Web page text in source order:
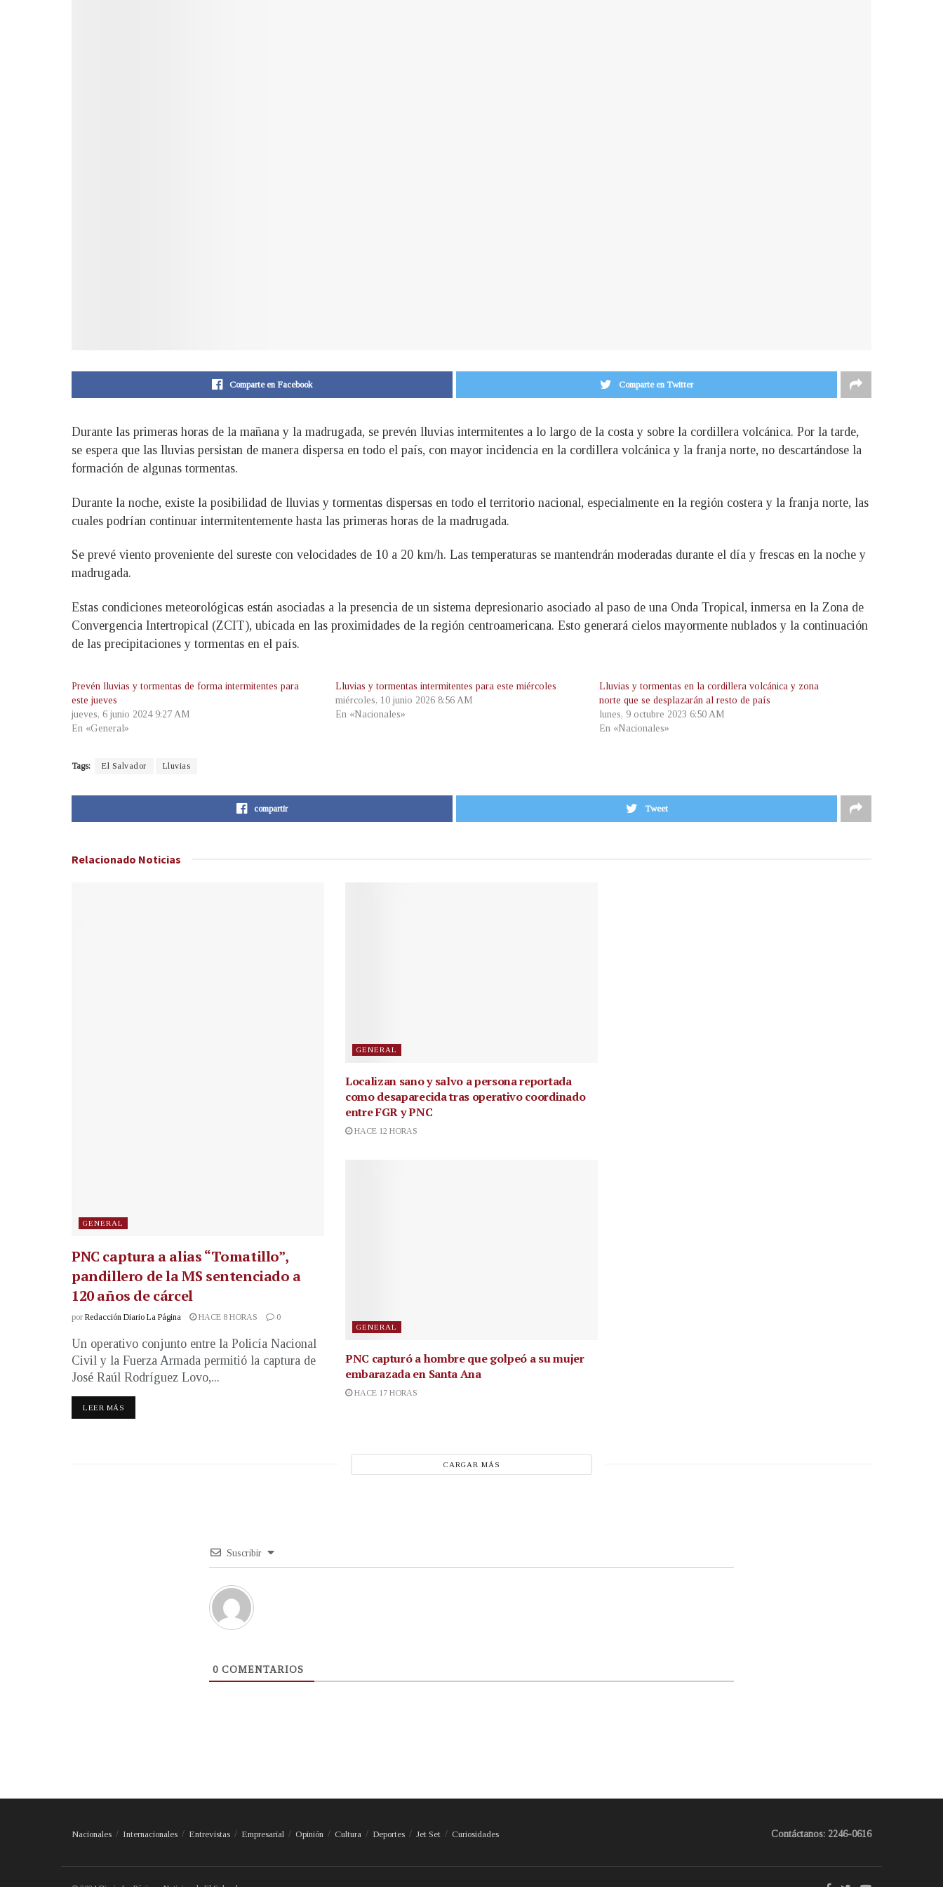
Comparte en Facebook Comparte en Twitter
Durante las primeras horas de la mañana y la madrugada, se prevén lluvias intermitentes a lo largo de la costa y sobre la cordillera volcánica. Por la tarde,
se espera que las lluvias persistan de manera dispersa en todo el país, con mayor incidencia en la cordillera volcánica y la franja norte, no descartándose la
formación de algunas tormentas.
Durante la noche, existe la posibilidad de lluvias y tormentas dispersas en todo el territorio nacional, especialmente en la región costera y la franja norte, las
cuales podrían continuar intermitentemente hasta las primeras horas de la madrugada.
Se prevé viento proveniente del sureste con velocidades de 10 a 20 km/h. Las temperaturas se mantendrán moderadas durante el día y frescas en la noche y
madrugada.
Estas condiciones meteorológicas están asociadas a la presencia de un sistema depresionario asociado al paso de una Onda Tropical, inmersa en la Zona de
Convergencia Intertropical (ZCIT), ubicada en las proximidades de la región centroamericana. Esto generará cielos mayormente nublados y la continuación
de las precipitaciones y tormentas en el país.
Prevén lluvias y tormentas de forma intermitentes para
este jueves
jueves, 6 junio 2024 9:27 AM
En «General»
Lluvias y tormentas intermitentes para este miércoles
miércoles, 10 junio 2026 8:56 AM
En «Nacionales»
Lluvias y tormentas en la cordillera volcánica y zona
norte que se desplazarán al resto de país
lunes, 9 octubre 2023 6:50 AM
En «Nacionales»
Tags: El Salvador Lluvias
compartir Tweet
Relacionado Noticias
GENERAL
PNC captura a alias “Tomatillo”,
pandillero de la MS sentenciado a
120 años de cárcel
por Redacción Diario La Página HACE 8 HORAS 0
Un operativo conjunto entre la Policía Nacional
Civil y la Fuerza Armada permitió la captura de
José Raúl Rodríguez Lovo,...
LEER MÁS
GENERAL
Localizan sano y salvo a persona reportada
como desaparecida tras operativo coordinado
entre FGR y PNC
HACE 12 HORAS
GENERAL
PNC capturó a hombre que golpeó a su mujer
embarazada en Santa Ana
HACE 17 HORAS
CARGAR MÁS
Suscribir
0 COMENTARIOS
Nacionales Internacionales Entrevistas Empresarial Opinión Cultura Deportes Jet Set Curiosidades Contáctanos: 2246-0616